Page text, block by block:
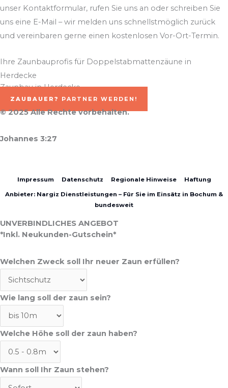
unser Kontaktformular, rufen Sie uns an oder schreiben Sie
uns eine E-Mail – wir melden uns schnellstmöglich zurück
und vereinbaren gerne einen kostenlosen Vor-Ort-Termin.
Ihre Zaunbauprofis für Doppelstabmattenzäune in
Herdecke
Zaunbau in Herdecke
ZAUBAUER? PARTNER WERDEN!
© 2025 Alle Rechte vorbehalten.
Johannes 3:27
Impressum Datenschutz Regionale Hinweise Haftung
Anbieter: Nargiz Dienstleistungen – Für Sie im Einsätz in Bochum &
bundesweit
UNVERBINDLICHES ANGEBOT
*Inkl. Neukunden-Gutschein*
Welchen Zweck soll Ihr neuer Zaun erfüllen?
Wie lang soll der zaun sein?
Welche Höhe soll der zaun haben?
Wann soll Ihr Zaun stehen?